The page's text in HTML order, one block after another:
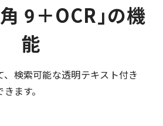
9＋OCR」の機
能
検索可能な透明テキスト付き
ます。